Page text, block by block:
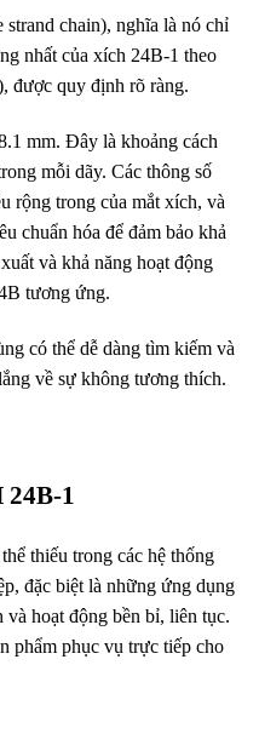
chain), nghĩa là nó chỉ
nhất của xích 24B-1 theo
được quy định rõ ràng.
mm. Đây là khoảng cách
mỗi dãy. Các thông số
rộng trong của mắt xích, và
chuẩn hóa để đảm bảo khả
và khả năng hoạt động
tương ứng.
có thể dễ dàng tìm kiếm và
về sự không tương thích.
1
thiếu trong các hệ thống
đặc biệt là những ứng dụng
hoạt động bền bỉ, liên tục.
phẩm phục vụ trực tiếp cho